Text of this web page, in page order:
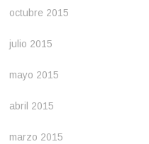
octubre 2015
julio 2015
mayo 2015
abril 2015
marzo 2015